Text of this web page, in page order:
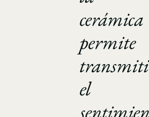
cerámica
permite
el